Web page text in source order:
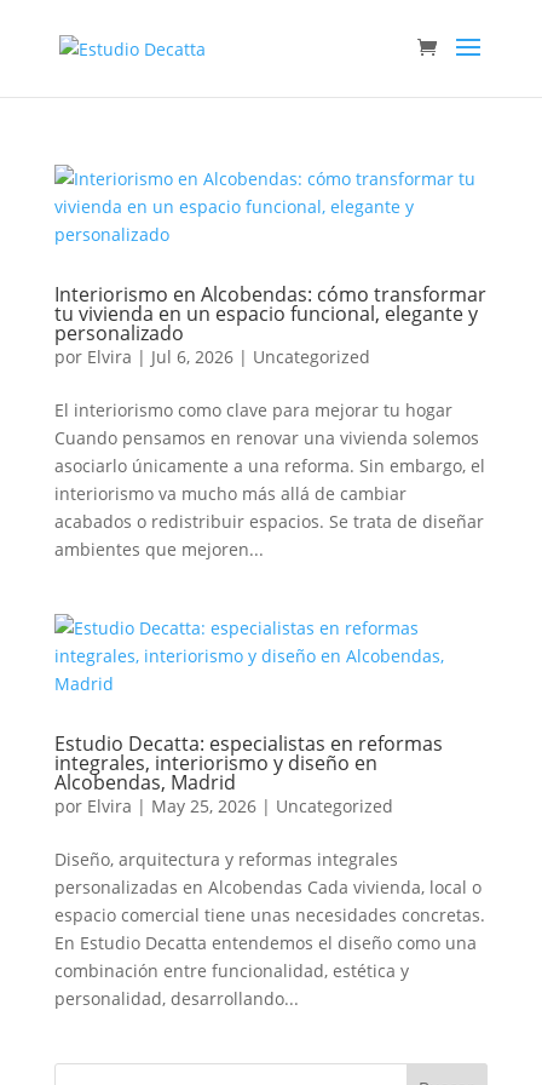
Interiorismo en Alcobendas: cómo transformar
tu vivienda en un espacio funcional, elegante y
personalizado
por Elvira | Jul 6, 2026| Uncategorized
El interiorismo como clave para mejorar tu hogar
Cuando pensamos en renovar una vivienda solemos
asociarlo únicamente a una reforma. Sin embargo, el
interiorismo va mucho más allá de cambiar
acabados o redistribuir espacios. Se trata de diseñar
ambientes que mejoren...
Estudio Decatta: especialistas en reformas
integrales, interiorismo y diseño en
Alcobendas, Madrid
por Elvira | May 25, 2026| Uncategorized
Diseño, arquitectura y reformas integrales
personalizadas en Alcobendas Cada vivienda, local o
espacio comercial tiene unas necesidades concretas.
En Estudio Decatta entendemos el diseño como una
combinación entre funcionalidad, estética y
personalidad, desarrollando...